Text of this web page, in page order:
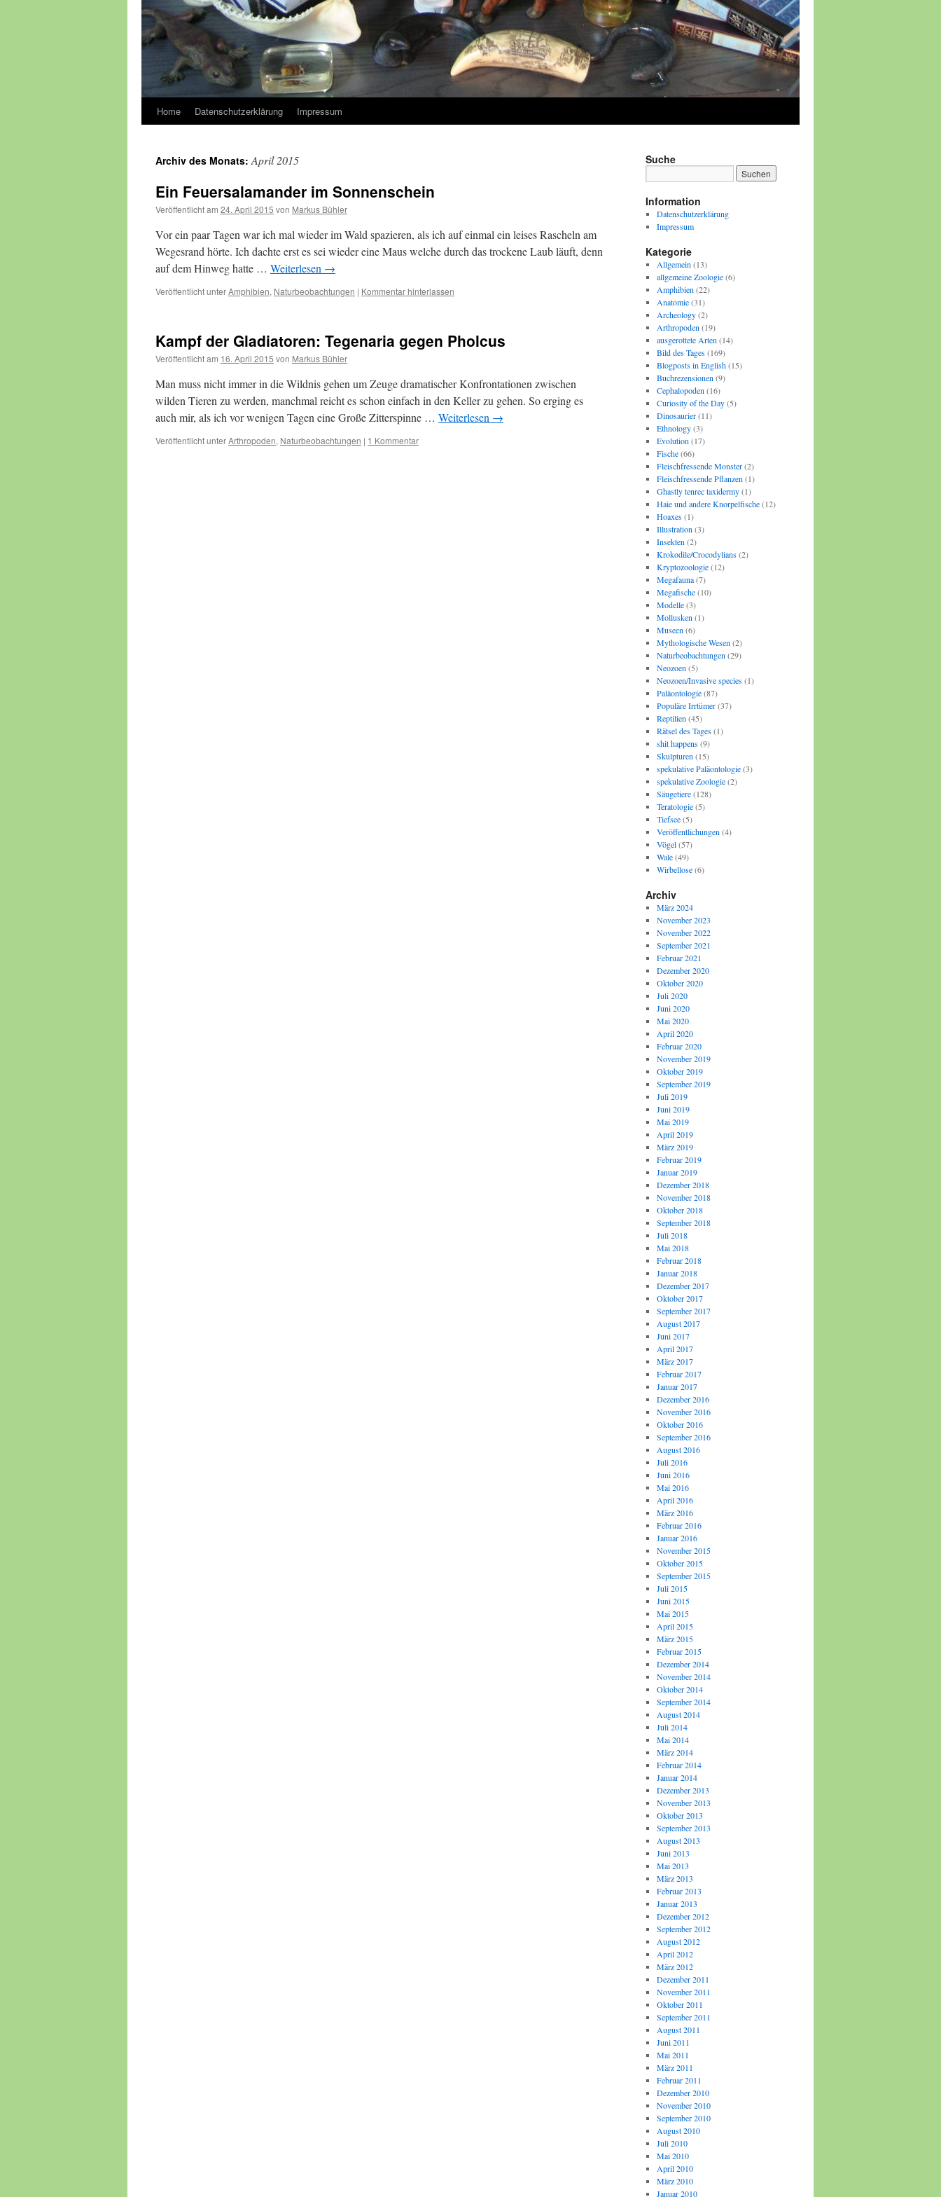
Home Datenschutzerklärung Impressum
Archiv des Monats:April 2015
Ein Feuersalamander im Sonnenschein
Veröffentlicht am 24. April 2015 von Markus Bühler
Vor ein paar Tagen war ich mal wieder im Wald spazieren, als ich auf einmal ein leises Rascheln am
Wegesrand hörte. Ich dachte erst es sei wieder eine Maus welche durch das trockene Laub läuft, denn
auf dem Hinweg hatte … Weiterlesen →
Veröffentlicht unterAmphibien, Naturbeobachtungen | Kommentar hinterlassen
Kampf der Gladiatoren: Tegenaria gegen Pholcus
Veröffentlicht am 16. April 2015 von Markus Bühler
Man muss nicht immer in die Wildnis gehen um Zeuge dramatischer Konfrontationen zwischen
wilden Tieren zu werden, manchmal reicht es schon einfach in den Keller zu gehen. So erging es
auch mir, als ich vor wenigen Tagen eine Große Zitterspinne … Weiterlesen →
Veröffentlicht unterArthropoden, Naturbeobachtungen | 1 Kommentar
Suche
Information
Datenschutzerklärung
Impressum
Kategorie
Allgemein (13)
allgemeine Zoologie(6)
Amphibien (22)
Anatomie(31)
Archeology(2)
Arthropoden (19)
ausgerottete Arten (14)
Bild des Tages(169)
Blogposts in English(15)
Buchrezensionen (9)
Cephalopoden (16)
Curiosity of the Day(5)
Dinosaurier(11)
Ethnology(3)
Evolution (17)
Fische(66)
Fleischfressende Monster(2)
Fleischfressende Pflanzen (1)
Ghastly tenrec taxidermy(1)
Haie und andere Knorpelfische(12)
Hoaxes(1)
Illustration (3)
Insekten (2)
Krokodile/Crocodylians(2)
Kryptozoologie(12)
Megafauna(7)
Megafische(10)
Modelle(3)
Mollusken (1)
Museen (6)
Mythologische Wesen (2)
Naturbeobachtungen (29)
Neozoen (5)
Neozoen/Invasive species(1)
Paläontologie(87)
Populäre Irrtümer(37)
Reptilien (45)
Rätsel des Tages(1)
shit happens(9)
Skulpturen (15)
spekulative Paläontologie(3)
spekulative Zoologie(2)
Säugetiere(128)
Teratologie(5)
Tiefsee(5)
Veröffentlichungen (4)
Vögel(57)
Wale(49)
Wirbellose(6)
Archiv
März 2024
November 2023
November 2022
September 2021
Februar 2021
Dezember 2020
Oktober 2020
Juli 2020
Juni 2020
Mai 2020
April 2020
Februar 2020
November 2019
Oktober 2019
September 2019
Juli 2019
Juni 2019
Mai 2019
April 2019
März 2019
Februar 2019
Januar 2019
Dezember 2018
November 2018
Oktober 2018
September 2018
Juli 2018
Mai 2018
Februar 2018
Januar 2018
Dezember 2017
Oktober 2017
September 2017
August 2017
Juni 2017
April 2017
März 2017
Februar 2017
Januar 2017
Dezember 2016
November 2016
Oktober 2016
September 2016
August 2016
Juli 2016
Juni 2016
Mai 2016
April 2016
März 2016
Februar 2016
Januar 2016
November 2015
Oktober 2015
September 2015
Juli 2015
Juni 2015
Mai 2015
April 2015
März 2015
Februar 2015
Dezember 2014
November 2014
Oktober 2014
September 2014
August 2014
Juli 2014
Mai 2014
März 2014
Februar 2014
Januar 2014
Dezember 2013
November 2013
Oktober 2013
September 2013
August 2013
Juni 2013
Mai 2013
März 2013
Februar 2013
Januar 2013
Dezember 2012
September 2012
August 2012
April 2012
März 2012
Dezember 2011
November 2011
Oktober 2011
September 2011
August 2011
Juni 2011
Mai 2011
März 2011
Februar 2011
Dezember 2010
November 2010
September 2010
August 2010
Juli 2010
Mai 2010
April 2010
März 2010
Januar 2010